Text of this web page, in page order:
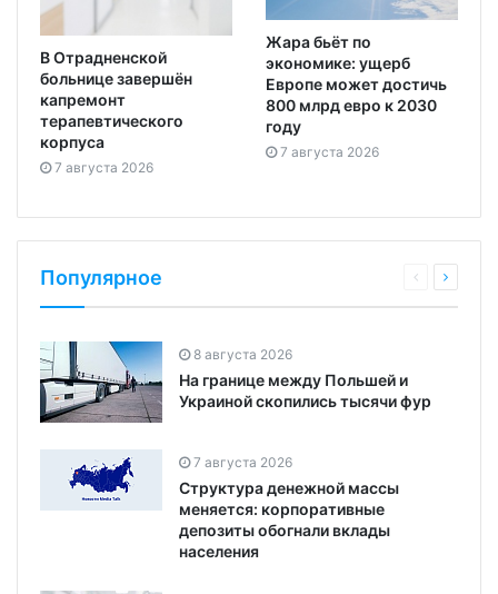
В Отрадненской
больнице завершён
капремонт
терапевтического
корпуса
7 августа 2026
Жара бьёт по
экономике: ущерб
Европе может достичь
800 млрд евро к 2030
году
7 августа 2026
Популярное
8 августа 2026
На границе между Польшей и
Украиной скопились тысячи фур
7 августа 2026
Структура денежной массы
меняется: корпоративные
депозиты обогнали вклады
населения